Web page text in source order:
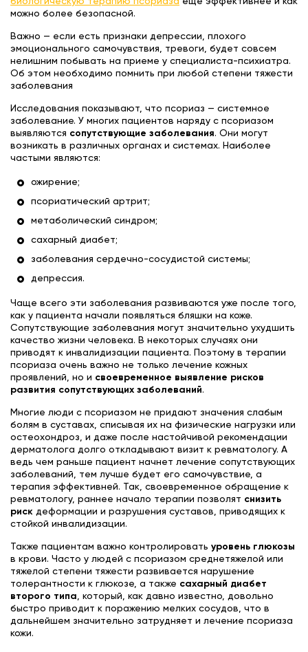
можно более безопасной.
Важно — если есть признаки депрессии, плохого
эмоционального самочувствия, тревоги, будет совсем
нелишним побывать на приеме у специалиста-психиатра.
Об этом необходимо помнить при любой степени тяжести
заболевания
Исследования показывают, что псориаз — системное
заболевание. У многих пациентов наряду с псориазом
выявляются сопутствующие заболевания. Они могут
возникать в различных органах и системах. Наиболее
частыми являются:
ожирение;
псориатический артрит;
метаболический синдром;
сахарный диабет;
заболевания сердечно-сосудистой системы;
депрессия.
Чаще всего эти заболевания развиваются уже после того,
как у пациента начали появляться бляшки на коже.
Сопутствующие заболевания могут значительно ухудшить
качество жизни человека. В некоторых случаях они
приводят к инвалидизации пациента. Поэтому в терапии
псориаза очень важно не только лечение кожных
проявлений, но и своевременное выявление рисков
развития сопутствующих заболеваний.
Многие люди с псориазом не придают значения слабым
болям в суставах, списывая их на физические нагрузки или
остеохондроз, и даже после настойчивой рекомендации
дерматолога долго откладывают визит к ревматологу. А
ведь чем раньше пациент начнет лечение сопутствующих
заболеваний, тем лучше будет его самочувствие, а
терапия эффективней. Так, своевременное обращение к
ревматологу, раннее начало терапии позволят снизить
риск деформации и разрушения суставов, приводящих к
стойкой инвалидизации.
Также пациентам важно контролировать уровень глюкозы
в крови. Часто у людей с псориазом среднетяжелой или
тяжелой степени тяжести развивается нарушение
толерантности к глюкозе, а также сахарный диабет
второго типа, который, как давно известно, довольно
быстро приводит к поражению мелких сосудов, что в
дальнейшем значительно затрудняет и лечение псориаза
кожи.